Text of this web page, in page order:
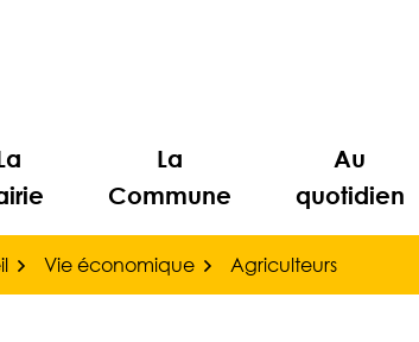
La
Commune
Au
quotidien
Vie économique Agriculteurs